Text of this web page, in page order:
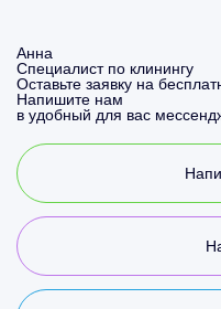
Анна
Специалист по клинингу
Оставьте заявку на
Напишите нам
в удобный для вас